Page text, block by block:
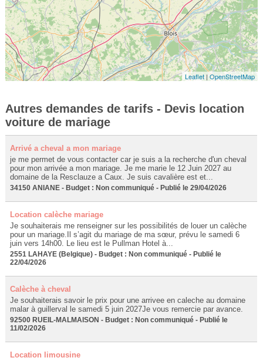
Leaflet |OpenStreetMap
Autres demandes de tarifs - Devis location
voiture de mariage
Arrivé a cheval a mon mariage
je me permet de vous contacter car je suis a la recherche d'un cheval
pour mon arrivée a mon mariage. Je me marie le 12 Juin 2027 au
domaine de la Resclauze a Caux. Je suis cavalière est et...
34150 ANIANE - Budget : Non communiqué - Publié le 29/04/2026
Location calèche mariage
Je souhaiterais me renseigner sur les possibilités de louer un calèche
pour un mariage.Il s’agit du mariage de ma sœur, prévu le samedi 6
juin vers 14h00. Le lieu est le Pullman Hotel à...
2551 LAHAYE (Belgique) - Budget : Non communiqué - Publié le
22/04/2026
Calèche à cheval
Je souhaiterais savoir le prix pour une arrivee en caleche au domaine
malar à guillerval le samedi 5 juin 2027Je vous remercie par avance.
92500 RUEIL-MALMAISON - Budget : Non communiqué - Publié le
11/02/2026
Location limousine